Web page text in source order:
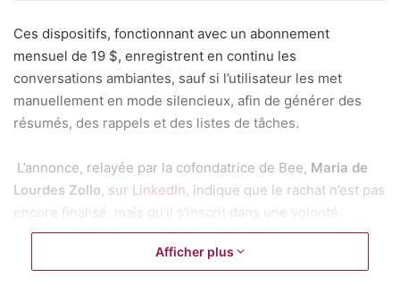
Ces dispositifs, fonctionnant avec un abonnement
mensuel de 19 $, enregistrent en continu les
conversations ambiantes, sauf si l’utilisateur les met
manuellement en mode silencieux, afin de générer des
résumés, des rappels et des listes de tâches.
L’annonce, relayée par la cofondatrice de Bee, Maria de
Lourdes Zollo, sur LinkedIn, indique que le rachat n’est pas
encore finalisé, mais qu’il s’inscrit dans une volonté
d’Amazon d’intégrer une IA “agentique” et personnalisée à
son offre, notamment aux côtés d’Alexa.
Afficher plus